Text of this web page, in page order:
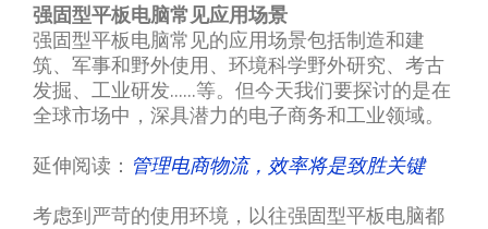
强固型平板电脑常见应用场景
强固型平板电脑常见的应用场景包括制造和建
筑、军事和野外使用、环境科学野外研究、考古
发掘、工业研发......等。但今天我们要探讨的是在
全球市场中，深具潜力的电子商务和工业领域。
延伸阅读： 管理电商物流，效率将是致胜关键
考虑到严苛的使用环境，以往强固型平板电脑都